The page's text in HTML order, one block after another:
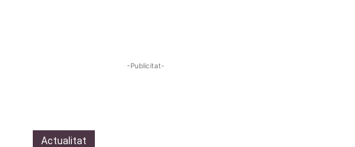
-Publicitat-
Actualitat